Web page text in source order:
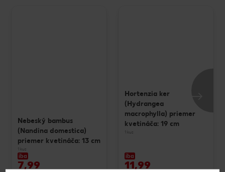
Nebeský bambus
(Nandina domestica)
priemer kvetináča: 13 cm
1 kus
iba
7,99
Hortenzia ker
(Hydrangea
macrophylla) priemer
kvetináča: 19 cm
1 kus
iba
11,99